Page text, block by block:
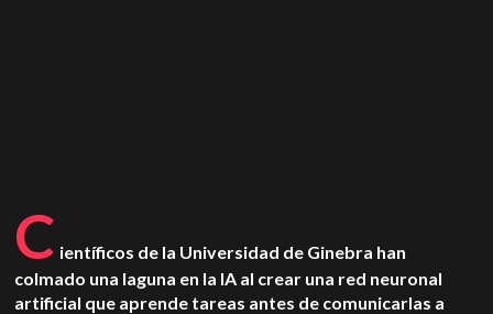
C ientíficos de la Universidad de Ginebra han
colmado una laguna en la IA al crear una red neuronal
artificial que aprende tareas antes de comunicarlas a